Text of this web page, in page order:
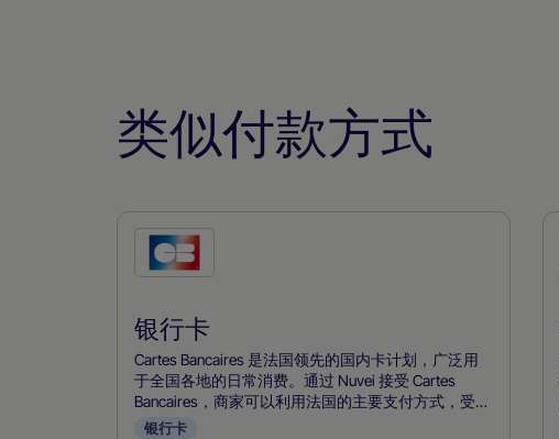
类似付款方式
勾
选
付
款
方
式
银行卡
Cartes Bancaires 是法国领先的国内卡计划，广泛用
于全国各地的日常消费。通过 Nuvei 接受 Cartes
Bancaires，商家可以利用法国的主要支付方式，受益
于强大的本地授权率，享受比国际卡网络更低的计划
银行卡